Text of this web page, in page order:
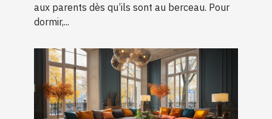
aux parents dès qu’ils sont au berceau. Pour
dormir,...